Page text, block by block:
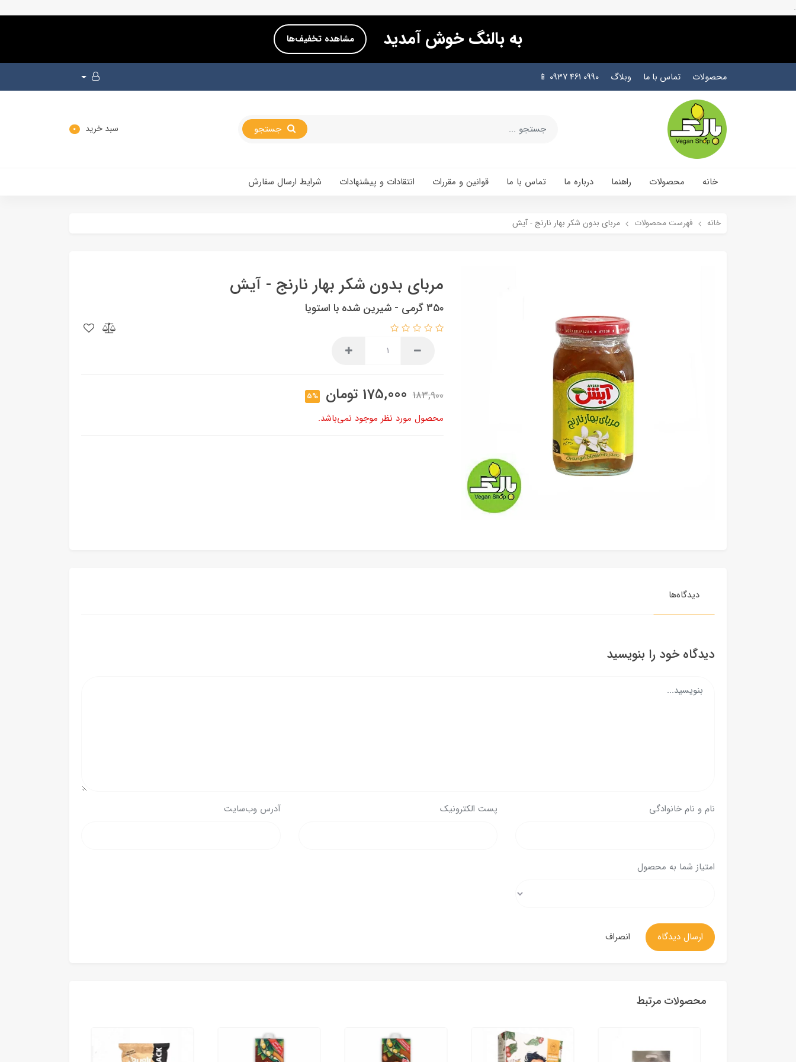
.
به بالنگ خوش آمدید مشاهده تخفیف‌ها
محصولات تماس با ما وبلاگ 0990 461 0937 📱
سبد خرید 0
خانه محصولات راهنما درباره ما تماس با ما قوانین و مقررات انتقادات و پیشنهادات شرایط ارسال سفارش
خانه فهرست محصولات مربای بدون شکر بهار نارنج - آیش
مربای بدون شکر بهار نارنج - آیش
۳۵۰ گرمی - شیرین شده با استویا
183,900
175,000 تومان 5%
محصول مورد نظر موجود نمی‌باشد.
دیدگاه‌ها
دیدگاه خود را بنویسید
نام و نام خانوادگی پست الکترونیک آدرس وب‌سایت
امتیاز شما به محصول
ارسال دیدگاه انصراف
محصولات مرتبط